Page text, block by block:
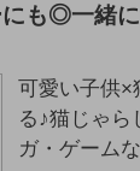
も◎一緒に
可愛い子供×
る♪猫じゃら
ガ・ゲーム